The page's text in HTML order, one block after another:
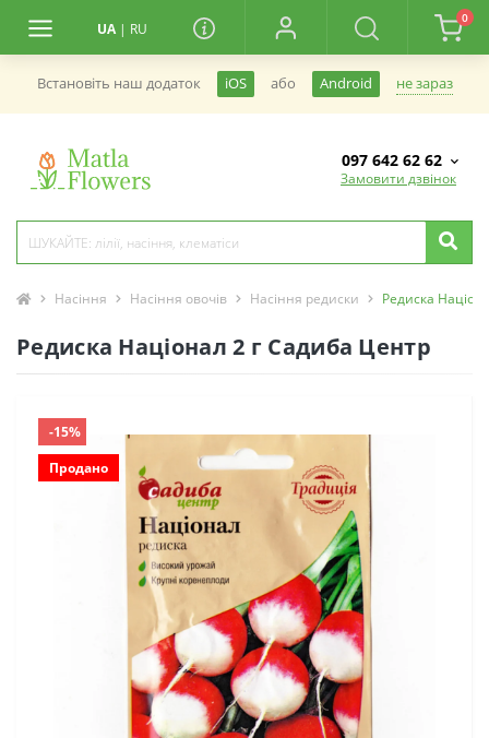
UA | RU
0
Встановiть наш додаток iOS або Android не зараз
097 642 62 62
Замовити дзвінок
Насіння Насіння овочів Насіння редиски Редиска
Редиска Націонал 2 г Садиба Центр
-15%
Продано